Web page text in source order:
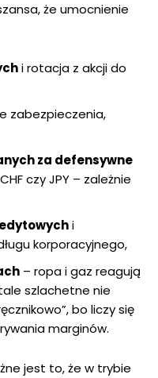
że umocnienie
i rotacja z akcji do
zabezpieczenia,
za defensywne
czy JPY – zależnie
i
korporacyjnego,
– ropa i gaz reagują
szlachetne nie
bo liczy się
marginów.
jest to, że w trybie